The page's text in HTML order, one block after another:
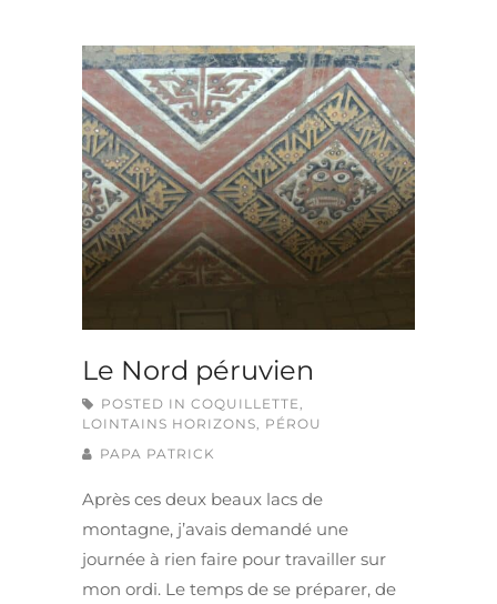
Le Nord péruvien
POSTED IN COQUILLETTE
LOINTAINS HORIZONS
PÉROU
PAPA PATRICK
Après ces deux beaux lacs de
montagne, j’avais demandé une
journée à rien faire pour travailler sur
mon ordi. Le temps de se préparer, de